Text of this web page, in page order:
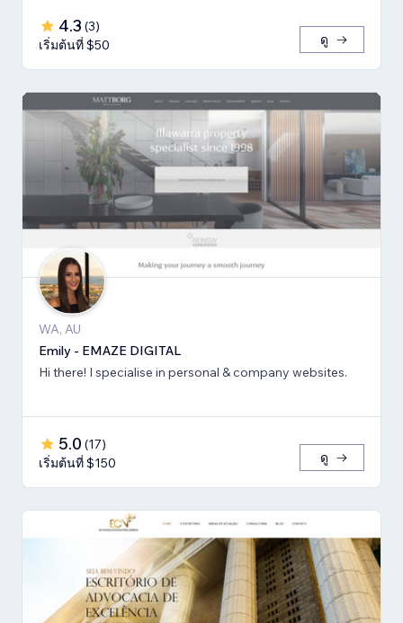
4.3 (3)
เริ่มต้นที่ $50
ดู
WA, AU
Emily - EMAZE DIGITAL
Hi there! I specialise in personal & company websites.
5.0 (17)
เริ่มต้นที่ $150
ดู